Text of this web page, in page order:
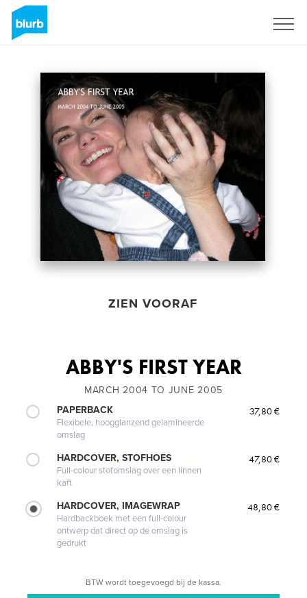
ZIEN VOORAF
ABBY'S FIRST YEAR
MARCH 2004 TO JUNE 2005
PAPERBACK
Flexibele, hoogglanzend gelamineerde
omslag
37,80 €
HARDCOVER, STOFHOES
Full-colour stofomslag over een linnen
kaft
47,80 €
HARDCOVER, IMAGEWRAP
Hardbackboek met een full-colour
ontwerp dat direct op de omslag is
gedrukt
48,80 €
BTW wordt toegevoegd bij de kassa.